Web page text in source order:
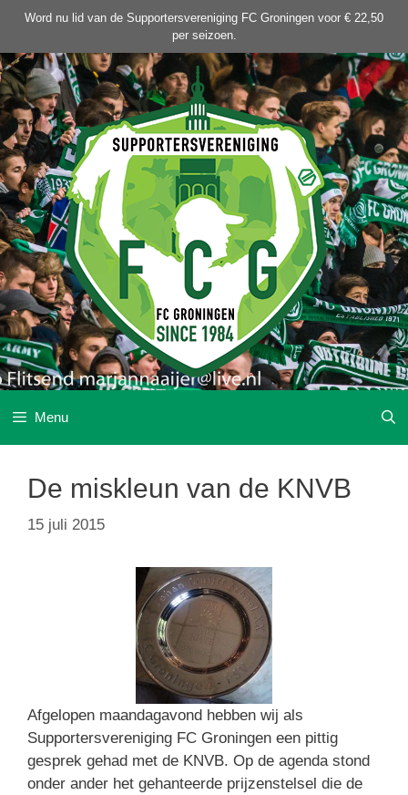
de
inhoud
Word nu lid van de Supportersvereniging FC Groningen voor € 22,50
per seizoen.
Menu
De miskleun van de KNVB
15 juli 2015
Afgelopen maandagavond hebben wij als
Supportersvereniging FC Groningen een pittig
gesprek gehad met de KNVB. Op de agenda stond
onder ander het gehanteerde prijzenstelsel die de